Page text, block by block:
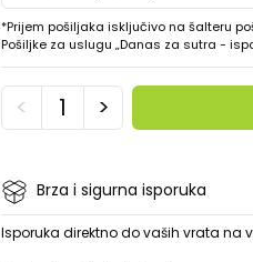
*Prijem pošiljaka isključivo na šalteru
Pošiljke za uslugu „Danas za sutra -
< >
Brza i sigurna isporuka
Isporuka direktno do vaših vrata na